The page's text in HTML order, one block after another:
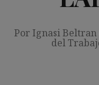
Por Ignasi Beltran
del